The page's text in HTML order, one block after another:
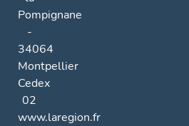
Pompignane
-
34064
Montpellier
Cedex
02
www.laregion.fr